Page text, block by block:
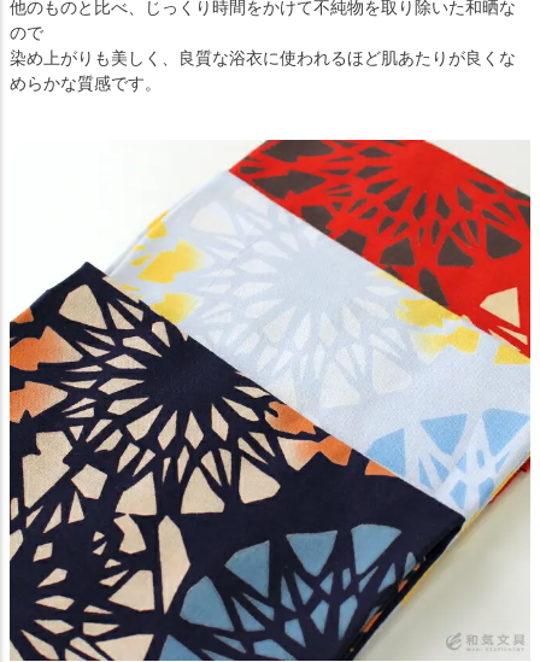
他のものと比べ、じっくり時間をかけて不純物を取り除いた和晒な
ので
染め上がりも美しく、良質な浴衣に使われるほど肌あたりが良くな
めらかな質感です。